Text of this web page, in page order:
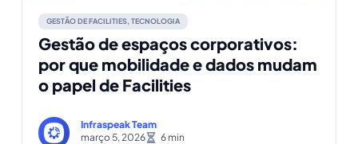
GESTÃO DE FACILITIES,TECNOLOGIA
Gestão de espaços corporativos:
por que mobilidade e dados mudam
o papel de Facilities
Infraspeak Team
março 5, 2026